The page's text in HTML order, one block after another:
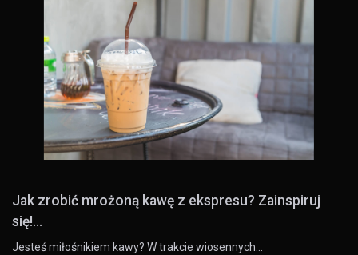
Jak zrobić mrożoną kawę z ekspresu? Zainspiruj
się!...
Jesteś miłośnikiem kawy? W trakcie wiosennych…